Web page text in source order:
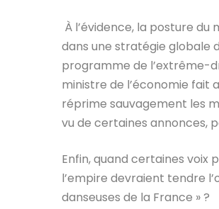
À l’évidence, la posture du
dans une stratégie globale
programme de l’extrême-
ministre de l’économie fait
réprime sauvagement les
vu de certaines annonces,
Enfin, quand certaines voix
l’empire devraient tendre
danseuses de la France » ?